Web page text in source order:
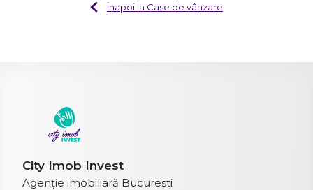
Înapoi la Case de vânzare
City Imob Invest
Agenție imobiliară Bucuresti